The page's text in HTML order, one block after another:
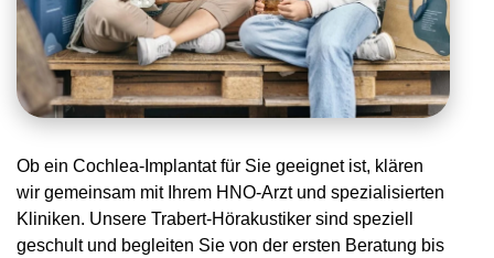
Ob ein Cochlea-Implantat für Sie geeignet ist, klären
wir gemeinsam mit Ihrem HNO-Arzt und spezialisierten
Kliniken. Unsere Trabert-Hörakustiker sind speziell
geschult und begleiten Sie von der ersten Beratung bis